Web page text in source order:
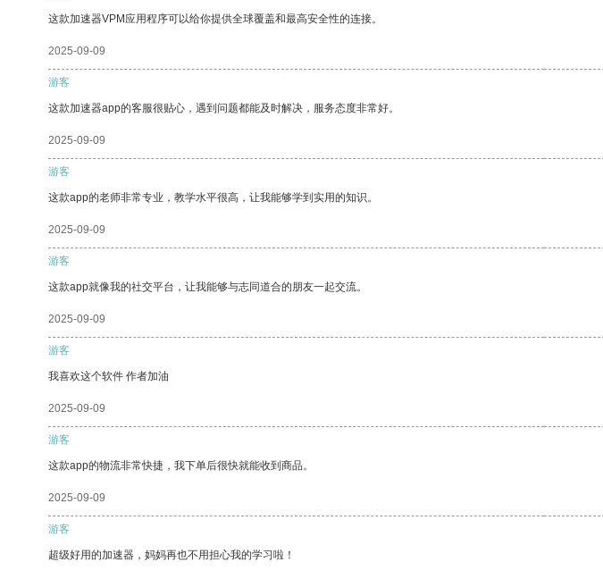
这款加速器VPM应用程序可以给你提供全球覆盖和最高安全性的连接。
2025-09-09
游客
这款加速器app的客服很贴心，遇到问题都能及时解决，服务态度非常好。
2025-09-09
游客
这款app的老师非常专业，教学水平很高，让我能够学到实用的知识。
2025-09-09
游客
这款app就像我的社交平台，让我能够与志同道合的朋友一起交流。
2025-09-09
游客
我喜欢这个软件 作者加油
2025-09-09
游客
这款app的物流非常快捷，我下单后很快就能收到商品。
2025-09-09
游客
超级好用的加速器，妈妈再也不用担心我的学习啦！